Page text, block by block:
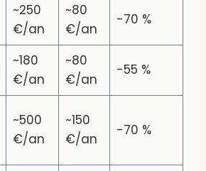
~250
€/an
~80
€/an
-70 %
~180
€/an
~80
€/an
-55 %
~500
€/an
~150
€/an
-70 %